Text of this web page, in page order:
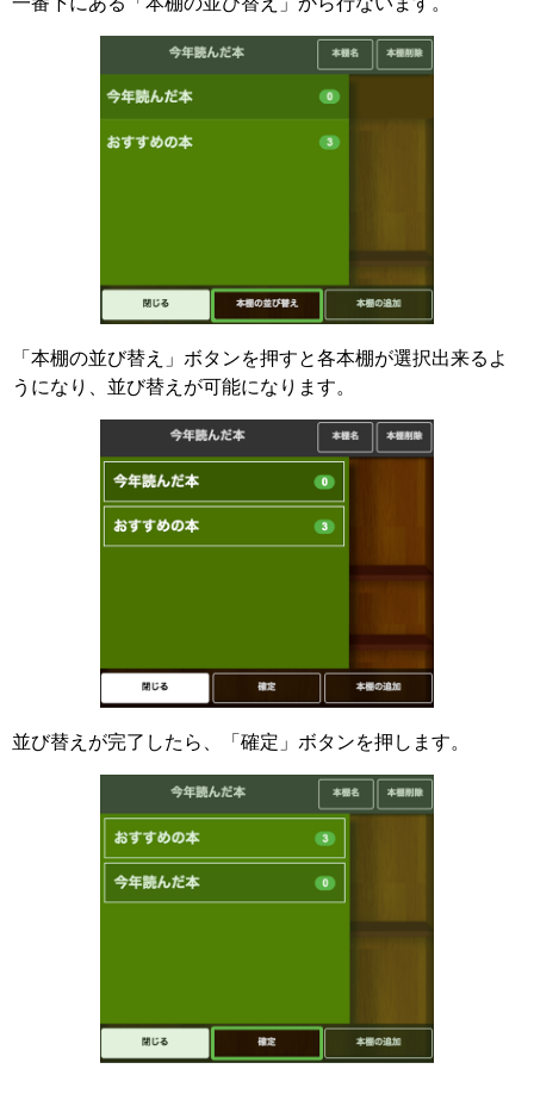
「本棚の並び替え」ボタンを押すと各本棚が選択出来るよ
うになり、並び替えが可能になります。
並び替えが完了したら、「確定」ボタンを押します。